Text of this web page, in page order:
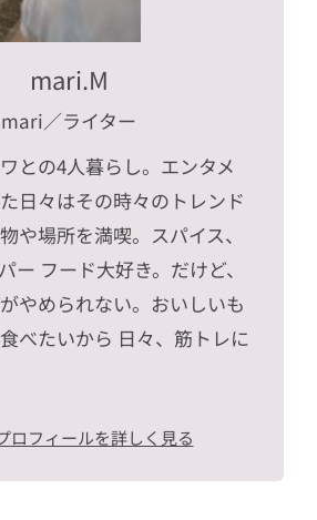
mari.M
mari／ライター
との4人暮らし。エンタメ
日々はその時々のトレンド
や場所を満喫。スパイス、
ー フード大好き。だけど、
やめられない。おいしいも
べたいから 日々、筋トレに
ロフィールを詳しく見る